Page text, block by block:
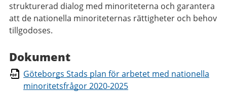
strukturerad dialog med minoriteterna och garantera
att de nationella minoriteternas rättigheter och behov
tillgodoses.
Dokument
Göteborgs Stads plan för arbetet med nationella
minoritetsfrågor 2020-2025